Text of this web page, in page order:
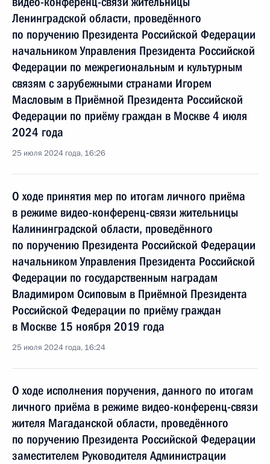
Ленинградской области, проведённого
по поручению Президента Российской Федерации
начальником Управления Президента Российской
Федерации по межрегиональным и культурным
связям с зарубежными странами Игорем
Масловым в Приёмной Президента Российской
Федерации по приёму граждан в Москве 4 июля
2024 года
25 июля 2024 года, 16:26
О ходе принятия мер по итогам личного приёма
в режиме видео-конференц-связи жительницы
Калининградской области, проведённого
по поручению Президента Российской Федерации
начальником Управления Президента Российской
Федерации по государственным наградам
Владимиром Осиповым в Приёмной Президента
Российской Федерации по приёму граждан
в Москве 15 ноября 2019 года
25 июля 2024 года, 16:24
О ходе исполнения поручения, данного по итогам
личного приёма в режиме видео-конференц-связи
жителя Магаданской области, проведённого
по поручению Президента Российской Федерации
заместителем Руководителя Администрации